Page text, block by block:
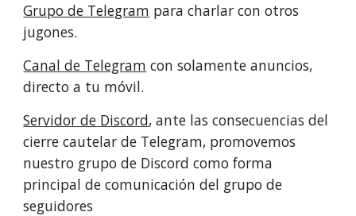
Grupo de Telegram para charlar con otros
jugones.
Canal de Telegram con solamente anuncios,
directo a tu móvil.
Servidor de Discord, ante las consecuencias del
cierre cautelar de Telegram, promovemos
nuestro grupo de Discord como forma
principal de comunicación del grupo de
seguidores